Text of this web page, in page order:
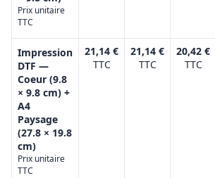
Prix unitaire
TTC
Impression
DTF —
Coeur (9.8
× 9.8 cm) +
A4
Paysage
(27.8 × 19.8
cm)
Prix unitaire
TTC
21,14 €
TTC
21,14 €
TTC
20,42 €
TTC